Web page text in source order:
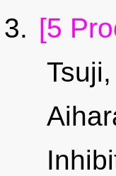
[5
Tsuji,